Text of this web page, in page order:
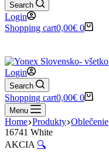
Search
Login
Shopping cart0,00€ 0
Login
Search
Shopping cart0,00€ 0
Menu
Home Produkty Oblečenie
16741 White
AKCIA 🔍